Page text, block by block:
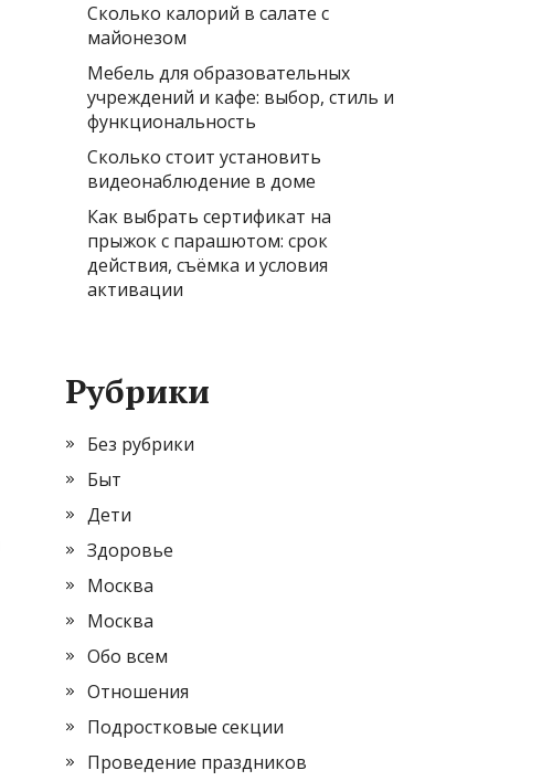
Сколько калорий в салате с
майонезом
Мебель для образовательных
учреждений и кафе: выбор, стиль и
функциональность
Сколько стоит установить
видеонаблюдение в доме
Как выбрать сертификат на
прыжок с парашютом: срок
действия, съёмка и условия
активации
Рубрики
Без рубрики
Быт
Дети
Здоровье
Москва
Москва
Обо всем
Отношения
Подростковые секции
Проведение праздников